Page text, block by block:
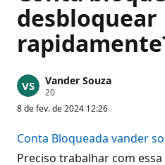
desbloquear
Vander Souza
20P
o
n
o
s
d
8 de fev. de 2024 12:26
Conta Bloqueada vander
Preciso trabalhar com